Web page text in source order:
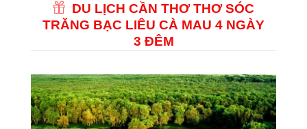
DU LỊCH CẦN THƠ THƠ SÓC
TRĂNG BẠC LIÊU CÀ MAU 4 NGÀY
3 ĐÊM